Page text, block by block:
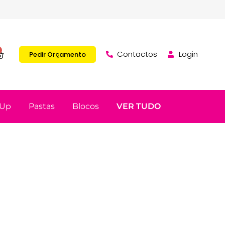
Pedir Orçamento Contactos Login
Pastas Blocos VER TUDO